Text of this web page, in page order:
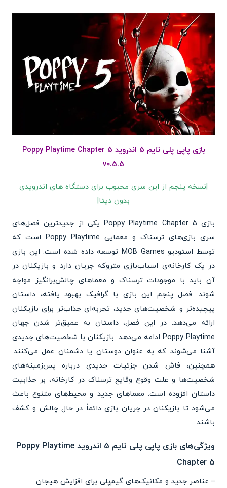
بازی پاپی پلی تایم 5 اندروید Poppy Playtime Chapter 5
v0.5.5
|نسخه پنجم از این سری محبوب برای دستگاه های اندرویدی
بدون دیتا|
بازی Poppy Playtime Chapter 5 یکی از جدیدترین فصل‌های
سری بازی‌های ترسناک و معمایی Poppy Playtime است که
توسط استودیو MOB Games توسعه داده شده است. این بازی
در یک کارخانه‌ی اسباب‌بازی متروکه جریان دارد و بازیکنان در
آن باید با موجودات ترسناک و معماهای چالش‌برانگیز مواجه
شوند. فصل پنجم این بازی با گرافیک بهبود یافته، داستان
پیچیده‌تر و شخصیت‌های جدید، تجربه‌ای جذاب‌تر برای بازیکنان
ارائه می‌دهد. در این فصل، داستان به عمیق‌تر شدن جهان
Poppy Playtime ادامه می‌دهد. بازیکنان با شخصیت‌های جدیدی
آشنا می‌شوند که به عنوان دوستان یا دشمنان عمل می‌کنند.
همچنین، فاش شدن جزئیات جدیدی درباره پس‌زمینه‌های
شخصیت‌ها و علت وقوع وقایع ترسناک در کارخانه، بر جذابیت
داستان افزوده است. معماهای جدید و محیط‌های متنوع باعث
می‌شود تا بازیکنان در جریان بازی دائماً در حال چالش و کشف
باشند.
ویژگی‌های بازی پاپی پلی تایم 5 اندروید Poppy Playtime
Chapter 5
– عناصر جدید و مکانیک‌های گیم‌پلی برای افزایش هیجان.